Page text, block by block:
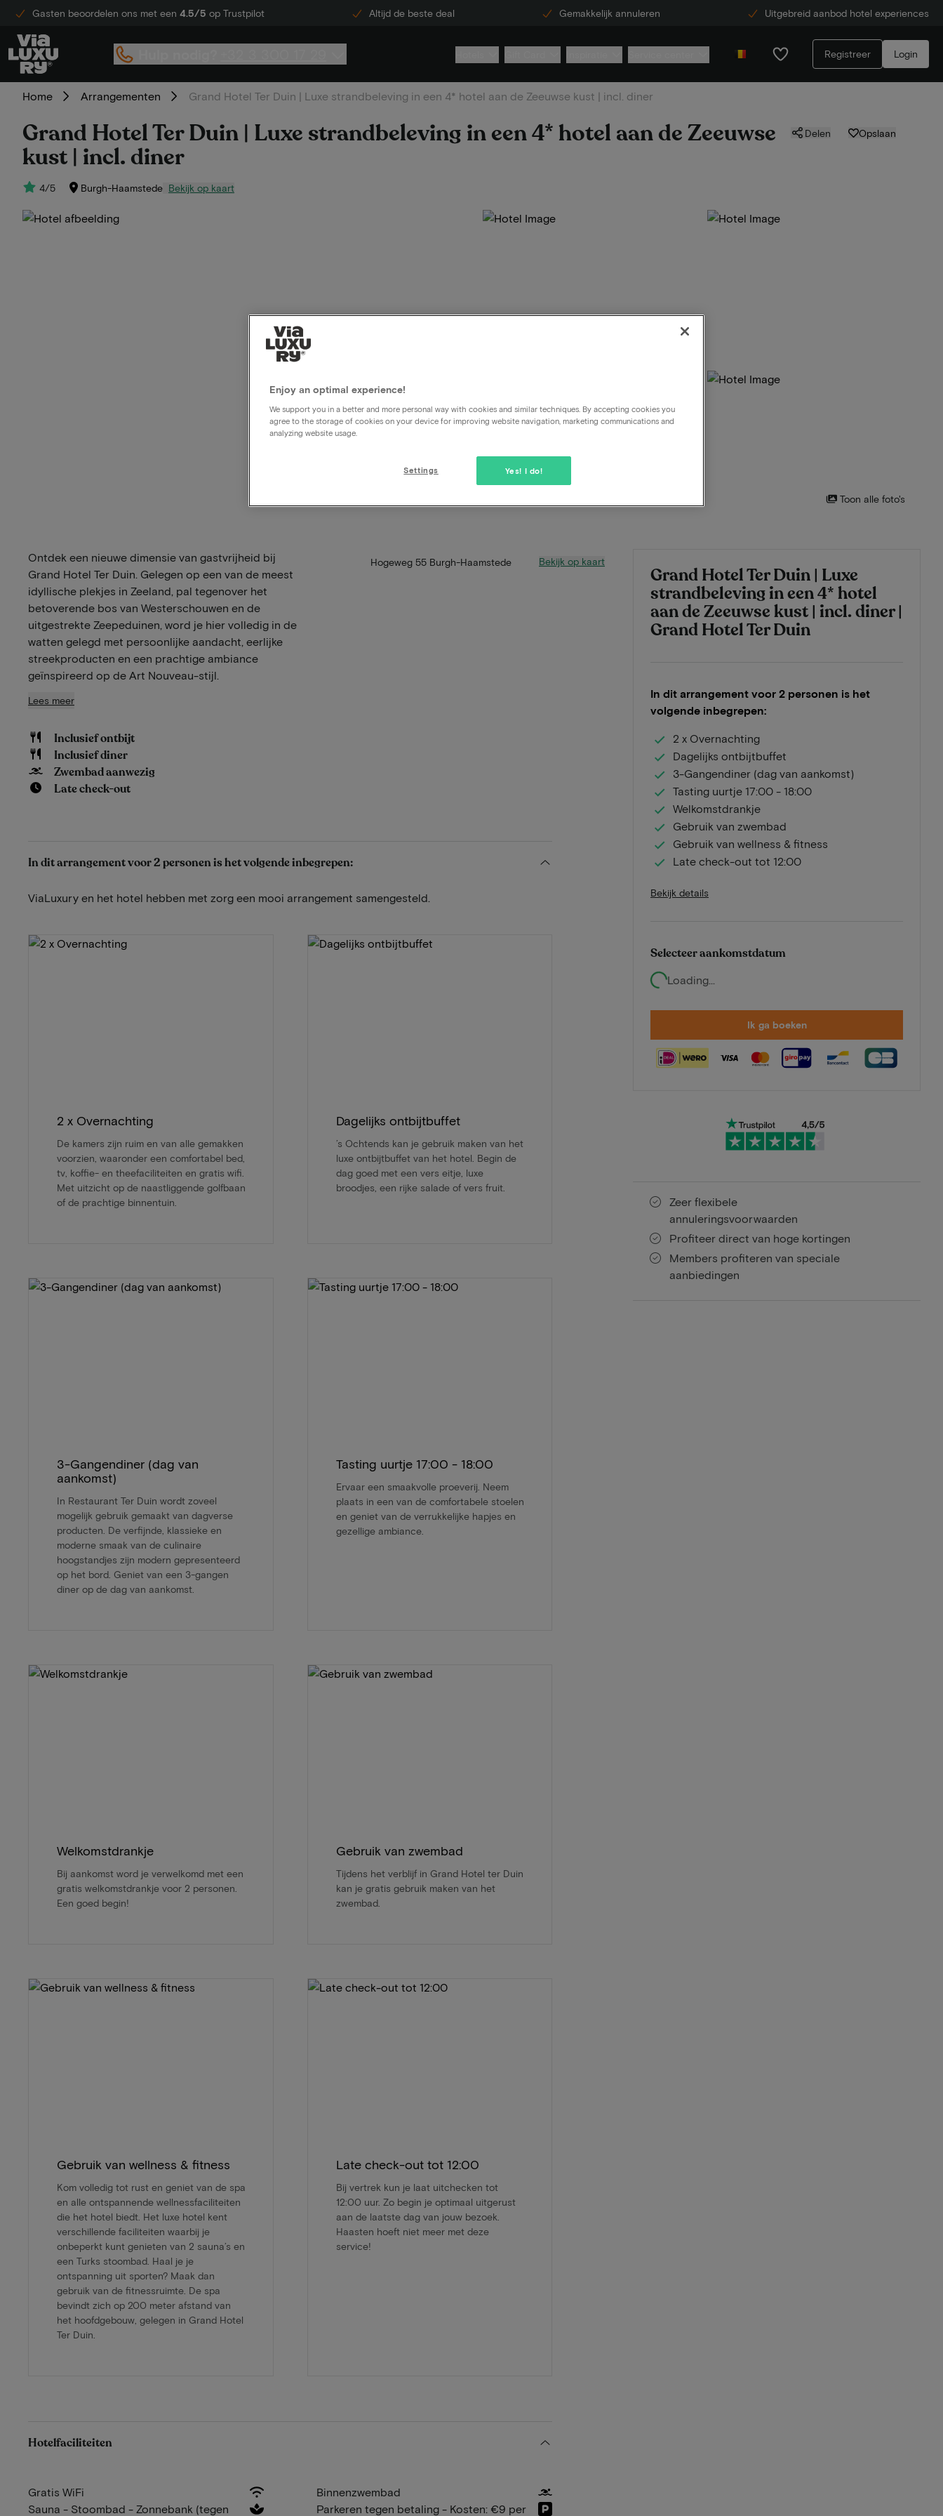
Gasten beoordelen ons met een 4.5/5 op Trustpilot Altijd de beste deal Gemakkelijk annuleren Uitgebreid aanbod hotel experiences
Registreer Login
Home Arrangementen Grand Hotel Ter Duin | Luxe strandbeleving in een 4* hotel aan de Zeeuwse kust | incl. diner
Grand Hotel Ter Duin | Luxe strandbeleving in een 4* hotel aan de Zeeuwse
kust | incl. diner
4/5 Burgh-Haamstede Bekijk op kaart
Delen Opslaan
Toon alle foto's
Grand Hotel Ter Duin | Luxe
strandbeleving in een 4* hotel
aan de Zeeuwse kust | incl. diner |
Grand Hotel Ter Duin
In dit arrangement voor 2 personen is het
volgende inbegrepen:
2 x Overnachting
Dagelijks ontbijtbuffet
3-Gangendiner (dag van aankomst)
Tasting uurtje 17:00 - 18:00
Welkomstdrankje
Gebruik van zwembad
Gebruik van wellness & fitness
Late check-out tot 12:00
Bekijk details
Selecteer aankomstdatum
Loading...
Ik ga boeken
Zeer flexibele
annuleringsvoorwaarden
Profiteer direct van hoge kortingen
Members profiteren van speciale
aanbiedingen
Ontdek een nieuwe dimensie van gastvrijheid bij
Grand Hotel Ter Duin. Gelegen op een van de meest
idyllische plekjes in Zeeland, pal tegenover het
betoverende bos van Westerschouwen en de
uitgestrekte Zeepeduinen, word je hier volledig in de
watten gelegd met persoonlijke aandacht, eerlijke
streekproducten en een prachtige ambiance
geïnspireerd op de Art Nouveau-stijl.
Lees meer
Inclusief ontbijt
Inclusief diner
Zwembad aanwezig
Late check-out
Hogeweg 55 Burgh-Haamstede Bekijk op kaart
In dit arrangement voor 2 personen is het volgende inbegrepen:
ViaLuxury en het hotel hebben met zorg een mooi arrangement samengesteld.
2 x Overnachting
De kamers zijn ruim en van alle gemakken
voorzien, waaronder een comfortabel bed,
tv, koffie- en theefaciliteiten en gratis wifi.
Met uitzicht op de naastliggende golfbaan
of de prachtige binnentuin.
Dagelijks ontbijtbuffet
’s Ochtends kan je gebruik maken van het
luxe ontbijtbuffet van het hotel. Begin de
dag goed met een vers eitje, luxe
broodjes, een rijke salade of vers fruit.
3-Gangendiner (dag van
aankomst)
In Restaurant Ter Duin wordt zoveel
mogelijk gebruik gemaakt van dagverse
producten. De verfijnde, klassieke en
moderne smaak van de culinaire
hoogstandjes zijn modern gepresenteerd
op het bord. Geniet van een 3-gangen
diner op de dag van aankomst.
Tasting uurtje 17:00 - 18:00
Ervaar een smaakvolle proeverij. Neem
plaats in een van de comfortabele stoelen
en geniet van de verrukkelijke hapjes en
gezellige ambiance.
Welkomstdrankje
Bij aankomst word je verwelkomd met een
gratis welkomstdrankje voor 2 personen.
Een goed begin!
Gebruik van zwembad
Tijdens het verblijf in Grand Hotel ter Duin
kan je gratis gebruik maken van het
zwembad.
Gebruik van wellness & fitness
Kom volledig tot rust en geniet van de spa
en alle ontspannende wellnessfaciliteiten
die het hotel biedt. Het luxe hotel kent
verschillende faciliteiten waarbij je
onbeperkt kunt genieten van 2 sauna’s en
een Turks stoombad. Haal je je
ontspanning uit sporten? Maak dan
gebruik van de fitnessruimte. De spa
bevindt zich op 200 meter afstand van
het hoofdgebouw, gelegen in Grand Hotel
Ter Duin.
Late check-out tot 12:00
Bij vertrek kun je laat uitchecken tot
12:00 uur. Zo begin je optimaal uitgerust
aan de laatste dag van jouw bezoek.
Haasten hoeft niet meer met deze
service!
Hotelfaciliteiten
Gratis WiFi
Sauna - Stoombad - Zonnebank (tegen
Binnenzwembad
Parkeren tegen betaling - Kosten: €9 per
Enjoy an optimal experience!
We support you in a better and more personal way with cookies and similar techniques. By accepting cookies you
agree to the storage of cookies on your device for improving website navigation, marketing communications and
analyzing website usage.
Yes! I do!
Settings